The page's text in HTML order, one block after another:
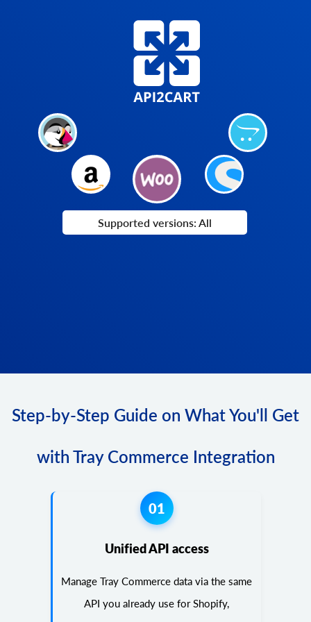
Supported versions: All
Step-by-Step Guide on What You'll Get
with Tray Commerce Integration
01
Unified API access
Manage Tray Commerce data via the same
API you already use for Shopify,